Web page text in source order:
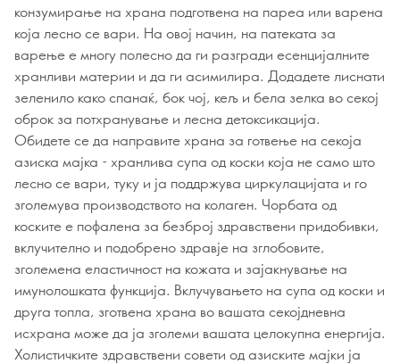
конзумирање на храна подготвена на пареа или варена
која лесно се вари. На овој начин, на патеката за
варење е многу полесно да ги разгради есенцијалните
хранливи материи и да ги асимилира. Додадете лиснати
зеленило како спанаќ, бок чој, кељ и бела зелка во секој
оброк за потхранување и лесна детоксикација.
Обидете се да направите храна за готвење на секоја
азиска мајка - хранлива супа од коски која не само што
лесно се вари, туку и ја поддржува циркулацијата и го
зголемува производството на колаген. Чорбата од
коските е пофалена за безброј здравствени придобивки,
вклучително и подобрено здравје на зглобовите,
зголемена еластичност на кожата и зајакнување на
имунолошката функција. Вклучувањето на супа од коски и
друга топла, зготвена храна во вашата секојдневна
исхрана може да ја зголеми вашата целокупна енергија.
Холистичките здравствени совети од азиските мајки ја